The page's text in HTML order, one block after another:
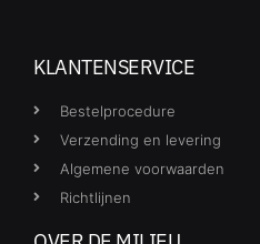
KLANTENSERVICE
Bestelprocedure
Verzending en levering
Algemene voorwaarden
Richtlijnen